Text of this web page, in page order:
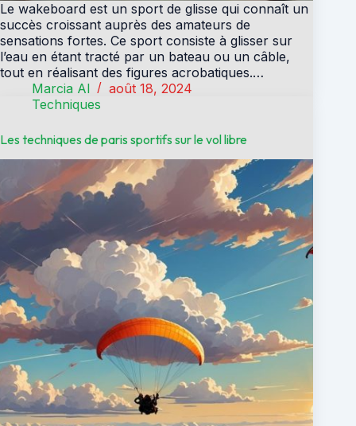
Le wakeboard est un sport de glisse qui connaît un
succès croissant auprès des amateurs de
sensations fortes. Ce sport consiste à glisser sur
l’eau en étant tracté par un bateau ou un câble,
tout en réalisant des figures acrobatiques.…
Marcia Al
août 18, 2024
Techniques
Les techniques de paris sportifs sur le vol libre